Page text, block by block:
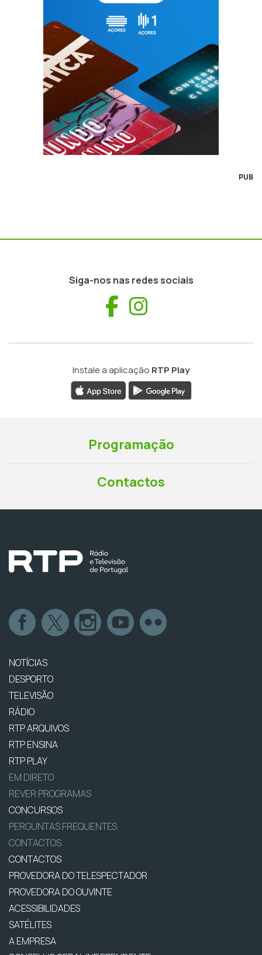
PUB
Siga-nos nas redes sociais
Facebook
Instale a aplicação RTP Play
Programação
Contactos
NOTÍCIAS
DESPORTO
TELEVISÃO
RÁDIO
RTP ARQUIVOS
RTP ENSINA
RTP PLAY
EM DIRETO
REVER PROGRAMAS
CONCURSOS
PERGUNTAS FREQUENTES
CONTACTOS
CONTACTOS
PROVEDORA DO TELESPECTADOR
PROVEDORA DO OUVINTE
ACESSIBILIDADES
SATÉLITES
A EMPRESA